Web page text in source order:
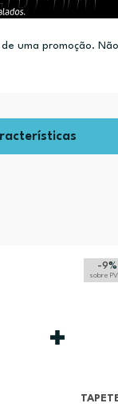
uma promoção.
-9%
sobre